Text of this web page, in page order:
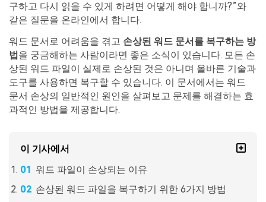
관련 제품
Relumi - 앱
UBackit - 데이터 백업
자세히 보기
Repairit -- 이메일
PST 및 OST 파일과 분실된 Outlook 이메일 복구 솔
루션
구하고 다시 읽을 수 있게 하려면 어떻게 해야 합니까?”와
같은 질문을 온라인에서 합니다.
워드 문서로 어려움을 겪고 손상된 워드 문서를 복구하는 방
법 을 궁금해하는 사람이라면 좋은 소식이 있습니다. 모든 손
상된 워드 파일이 실제로 손상된 것은 아니며 올바른 기술과
도구를 사용하면 복구할 수 있습니다. 이 문서에서는 워드
문서 손상의 일반적인 원인을 살펴보고 문제를 해결하는 효
과적인 방법을 제공합니다.
이 기사에서
워드 파일이 손상되는 이유
손상된 워드 파일을 복구하기 위한 6가지 방법